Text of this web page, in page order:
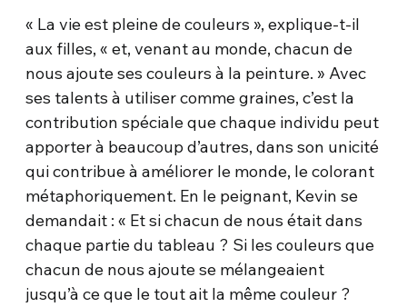
« La vie est pleine de couleurs », explique-t-il
aux filles, « et, venant au monde, chacun de
nous ajoute ses couleurs à la peinture. » Avec
ses talents à utiliser comme graines, c’est la
contribution spéciale que chaque individu peut
apporter à beaucoup d’autres, dans son unicité
qui contribue à améliorer le monde, le colorant
métaphoriquement. En le peignant, Kevin se
demandait : « Et si chacun de nous était dans
chaque partie du tableau ? Si les couleurs que
chacun de nous ajoute se mélangeaient
jusqu’à ce que le tout ait la même couleur ?